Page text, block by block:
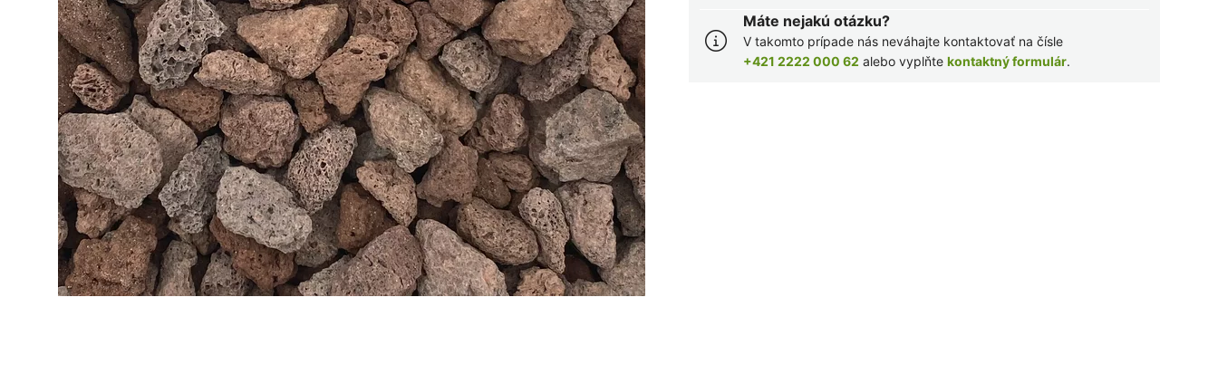
Máte nejakú otázku?
V takomto prípade nás neváhajte kontaktovať na čísle
+421 2222 000 62 alebo vyplňte kontaktný formulár.